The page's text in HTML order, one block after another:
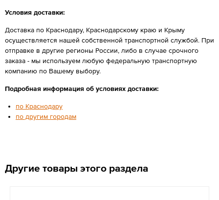
Условия доставки:
Доставка по Краснодару, Краснодарскому краю и Крыму
осуществляется нашей собственной транспортной службой. При
отправке в другие регионы России, либо в случае срочного
заказа - мы используем любую федеральную транспортную
компанию по Вашему выбору.
Подробная информация об условиях доставки:
по Краснодару
по другим городам
Другие товары этого раздела